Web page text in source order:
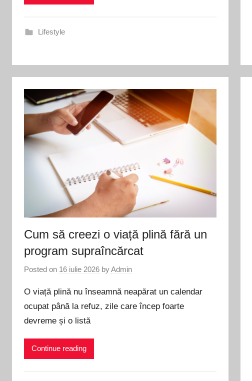
Lifestyle
Cum să creezi o viață plină fără un
program supraîncărcat
Posted on 16 iulie 2026 byAdmin
O viață plină nu înseamnă neapărat un calendar
ocupat până la refuz, zile care încep foarte
devreme și o listă
Continue reading